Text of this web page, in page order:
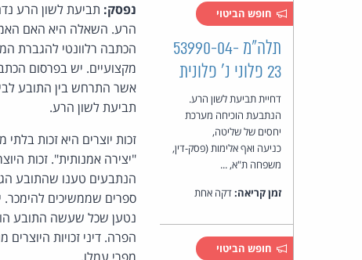
חופש הביטוי
תלה"מ 53990-04-
23 פלוני נ' פלונית
דחיית תביעת לשון הרע.
הנתבעת הוכיחה מערכת
יחסים של שליטה,
כניעה ואף אלימות (פסק-דין,
משפחה ת"א, ...
זמן קריאה:דקה אחת
חופש הביטוי
נפסק: תביעת לשון הרע
הרע. השאלה היא האם
הכתבה רלוונטי להגברת
מקצועיים. יש בפרסום
אשר התרחש בין התובע
תביעת לשון הרע.
זכות יוצרים היא זכות
"יצירה אמנותית". זכות
הנתבעים טענו שהתובע
ספרים שממשיכים להימכר.
נטען שכל שעשה התובע
הפרה. דיני זכויות